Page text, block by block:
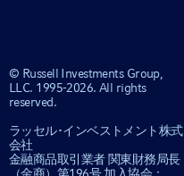
© Russell Investments Group,
LLC. 1995-2026. All rights
reserved.
ラッセル･インベストメント株式
会社
金融商品取引業者 関東財務局長